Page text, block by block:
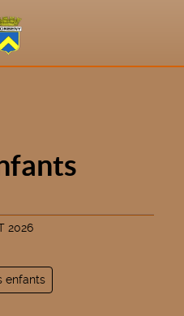
2026
enfants